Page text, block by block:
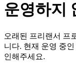
운영하지
오래된 프리랜서 프
니다. 현재 운영 중
인해주세요.